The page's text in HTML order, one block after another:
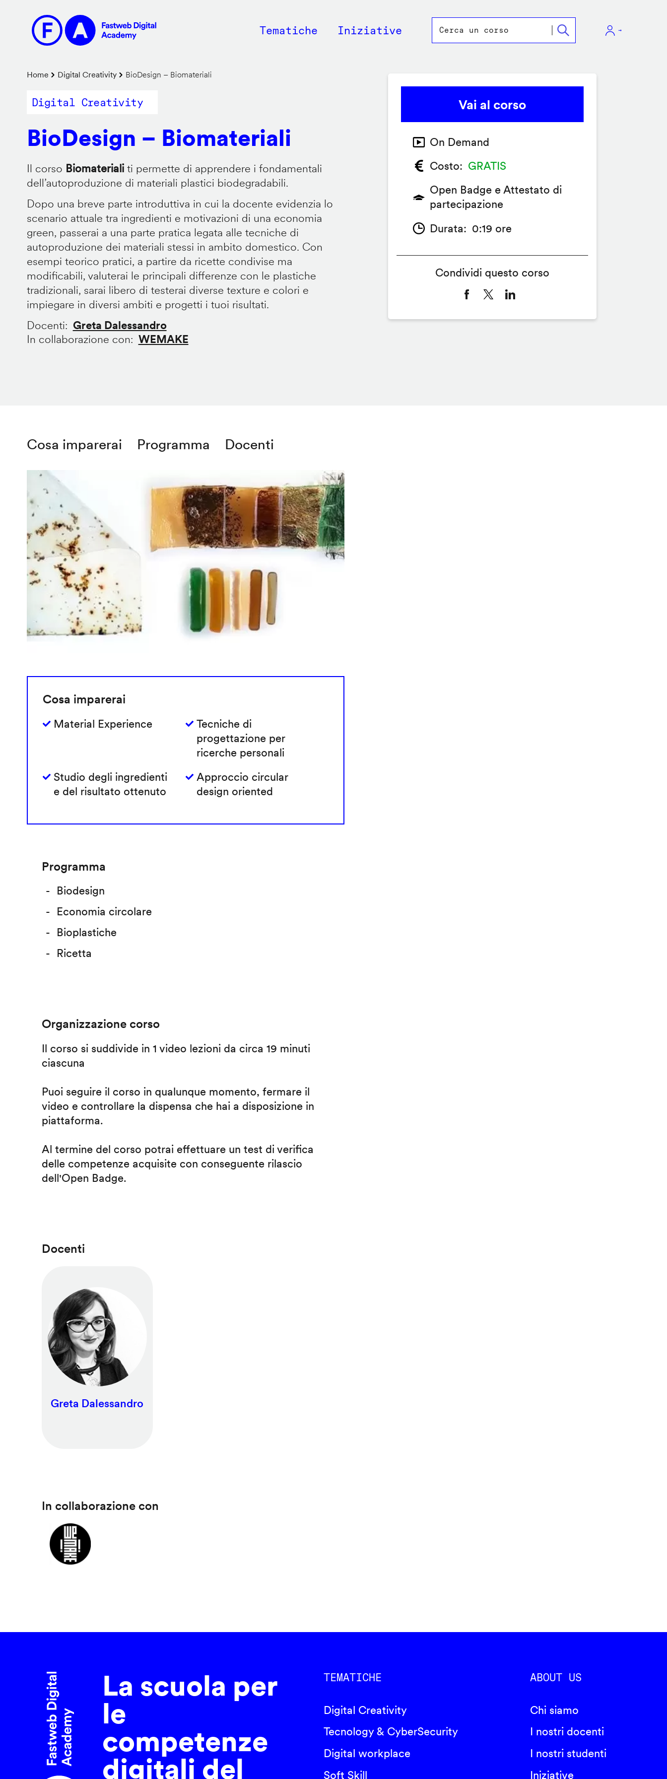
contenuto
principale
Main
Tematiche Iniziative
Briciole
di
Home Digital Creativity BioDesign – Biomateriali
Digital Creativity
BioDesign – Biomateriali
Il corso Biomaterialiti permette di apprendere i fondamentali
dell’autoproduzione di materiali plastici biodegradabili.
Dopo una breve parte introduttiva in cui la docente evidenzia lo
scenario attuale tra ingredienti e motivazioni di una economia
green, passerai a una parte pratica legata alle tecniche di
autoproduzione dei materiali stessi in ambito domestico. Con
esempi teorico pratici, a partire da ricette condivise ma
modificabili, valuterai le principali differenze con le plastiche
tradizionali, sarai libero di testerai diverse texture e colori e
impiegare in diversi ambiti e progetti i tuoi risultati.
Docenti
Greta Dalessandro
In collaborazione con
WEMAKE
Cosa imparerai Programma Docenti
Cosa imparerai
Material Experience
Tecniche di
progettazione per
ricerche personali
Studio degli ingredienti
e del risultato ottenuto
Approccio circular
design oriented
Programma
Biodesign
Economia circolare
Bioplastiche
Ricetta
Organizzazione corso
Il corso si suddivide in 1 video lezioni da circa 19 minuti
ciascuna
Puoi seguire il corso in qualunque momento, fermare il
video e controllare la dispensa che hai a disposizione in
piattaforma.
Al termine del corso potrai effettuare un test di verifica
delle competenze acquisite con conseguente rilascio
dell'Open Badge.
Docenti
Greta Dalessandro
In collaborazione con
Vai al corso
On Demand
Costo
GRATIS
Open Badge e Attestato di
partecipazione
Durata
0:19 ore
Condividi questo corso
La scuola per
le
competenze
digitali del
TEMATICHE
Digital Creativity
Tecnology & CyberSecurity
Digital workplace
Soft Skill
ABOUT US
Chi siamo
I nostri docenti
I nostri studenti
Iniziative